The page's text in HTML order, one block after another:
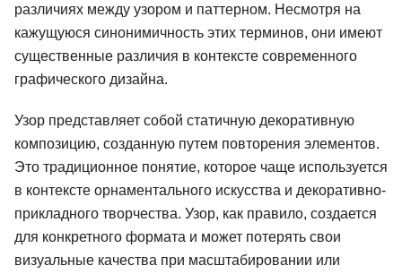
различиях между узором и паттерном. Несмотря на
кажущуюся синонимичность этих терминов, они имеют
существенные различия в контексте современного
графического дизайна.
Узор представляет собой статичную декоративную
композицию, созданную путем повторения элементов.
Это традиционное понятие, которое чаще используется
в контексте орнаментального искусства и декоративно-
прикладного творчества. Узор, как правило, создается
для конкретного формата и может потерять свои
визуальные качества при масштабировании или